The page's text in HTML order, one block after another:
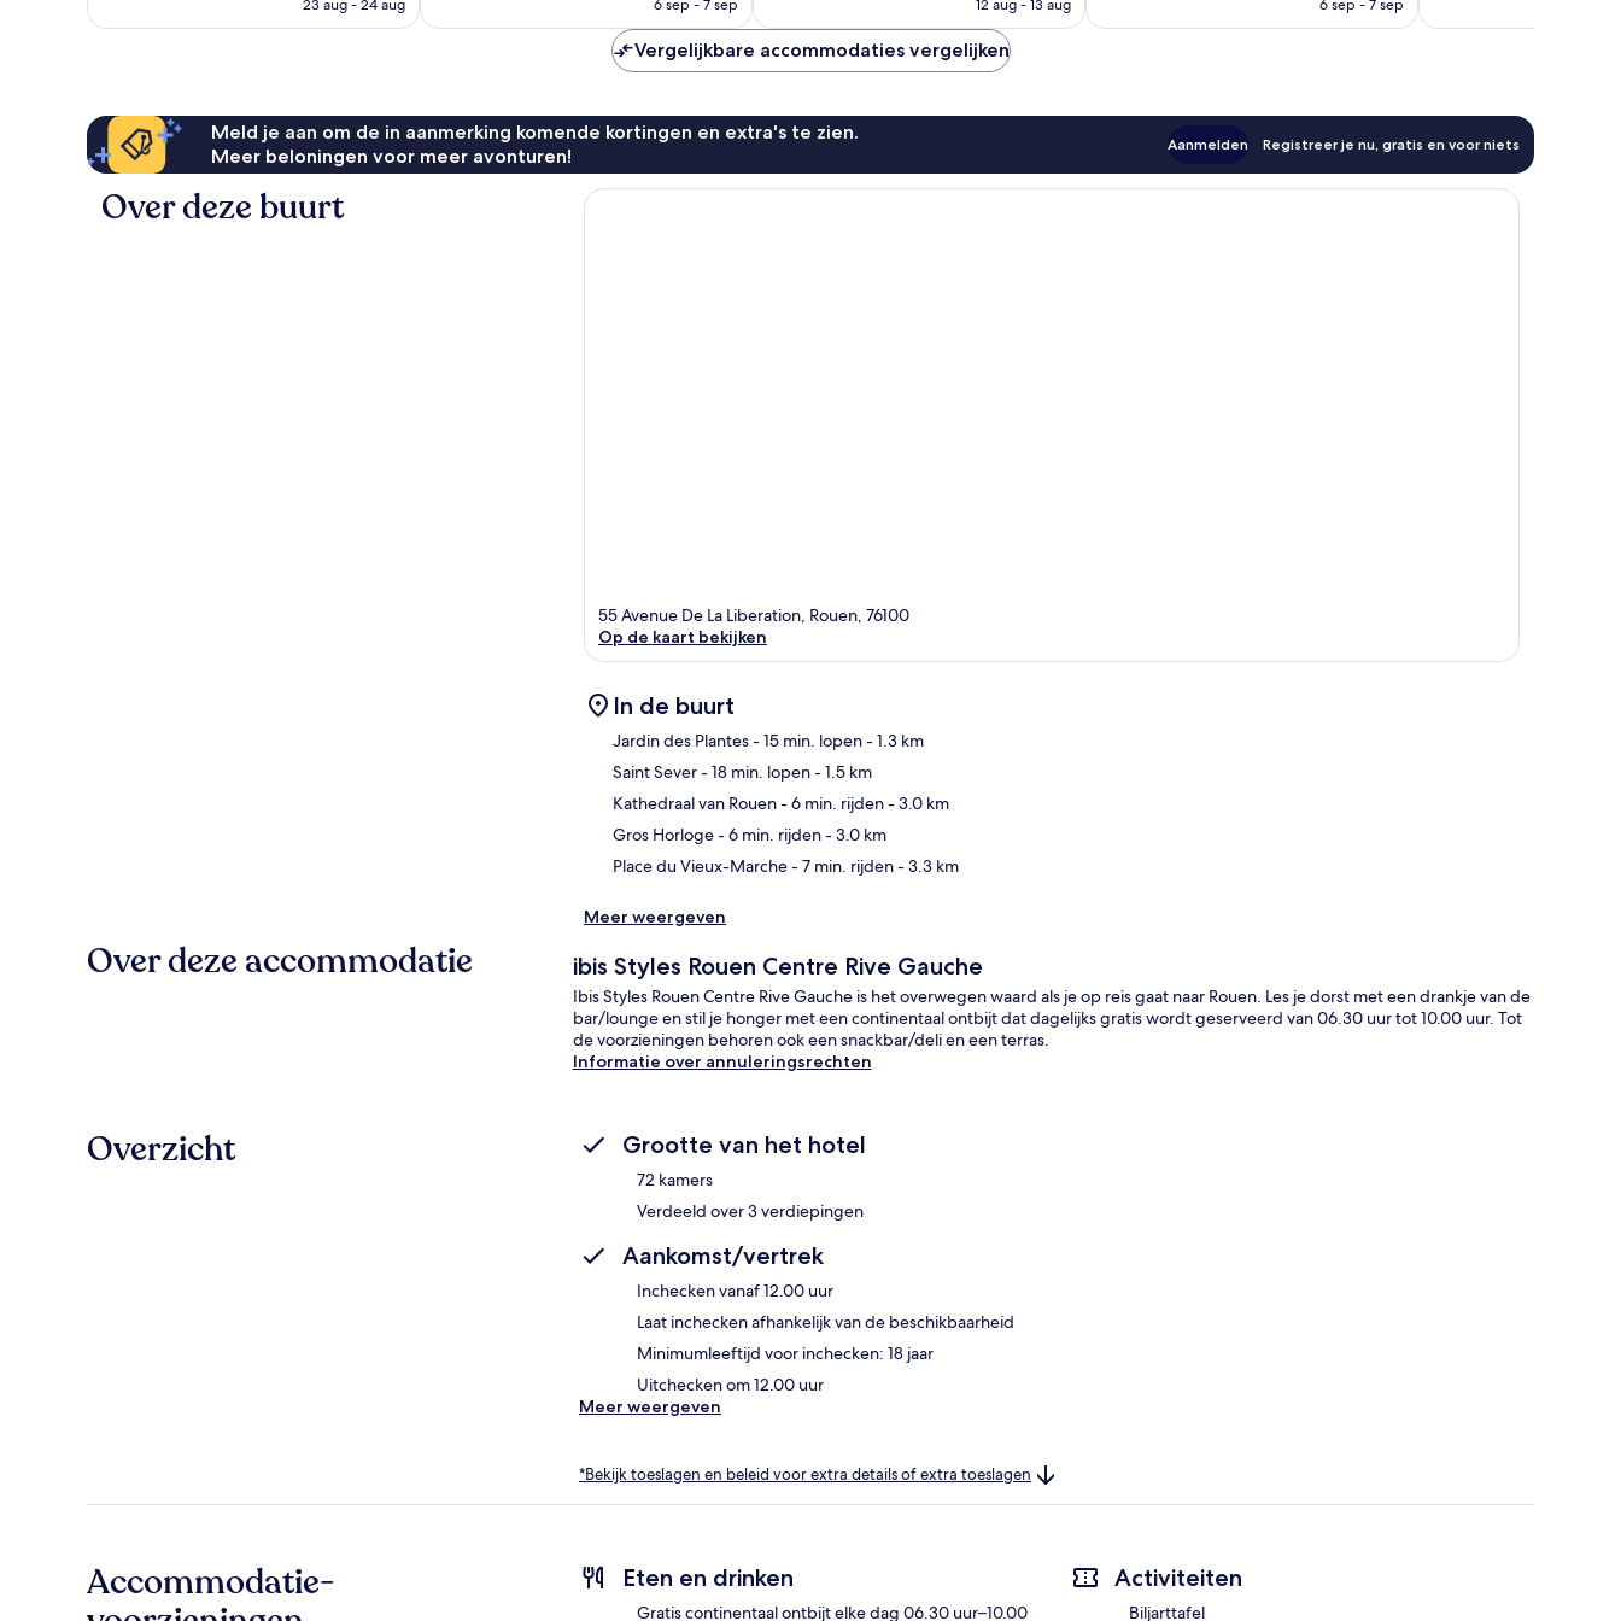
23 aug - 24 aug
6 sep - 7 sep
12 aug - 13 aug
6 sep - 7 sep
Vergelijkbare accommodaties vergelijken
Meld je aan om de in aanmerking komende kortingen en extra's te zien.
Meer beloningen voor meer avonturen!
Aanmelden Registreer je nu, gratis en voor niets
Over deze buurt
55 Avenue De La Liberation, Rouen, 76100
Op de kaart bekijken
In de buurt
Jardin des Plantes- 15 min. lopen- 1.3 km
Saint Sever- 18 min. lopen- 1.5 km
Kathedraal van Rouen- 6 min. rijden- 3.0 km
Gros Horloge- 6 min. rijden- 3.0 km
Place du Vieux-Marche- 7 min. rijden- 3.3 km
Meer weergeven
Over deze accommodatie ibis Styles Rouen Centre Rive Gauche
Ibis Styles Rouen Centre Rive Gauche is het overwegen waard als je op reis gaat naar Rouen. Les je dorst met een drankje van de
bar/lounge en stil je honger met een continentaal ontbijt dat dagelijks gratis wordt geserveerd van 06.30 uur tot 10.00 uur. Tot
de voorzieningen behoren ook een snackbar/deli en een terras.
Informatie over annuleringsrechten
Overzicht Grootte van het hotel
72 kamers
Verdeeld over 3 verdiepingen
Aankomst/vertrek
Inchecken vanaf 12.00 uur
Laat inchecken afhankelijk van de beschikbaarheid
Minimumleeftijd voor inchecken: 18 jaar
Uitchecken om 12.00 uur
Meer weergeven
*Bekijk toeslagen en beleid voor extra details of extra toeslagen
Accommodatie-
Eten en drinken
Gratis continentaal ontbijt elke dag 06.30 uur–10.00
Activiteiten
Biljarttafel